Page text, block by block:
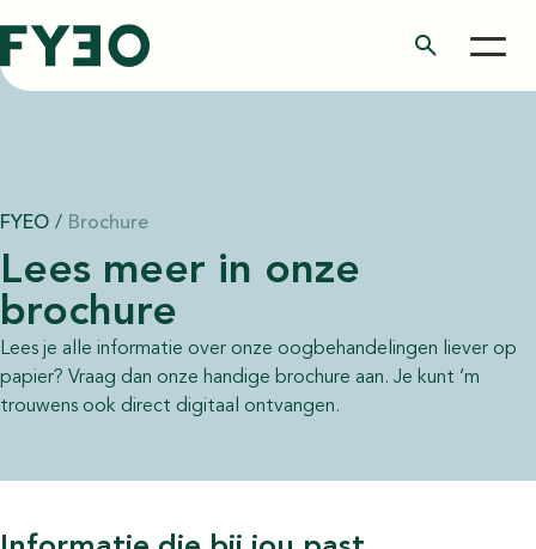
search
FYEO / Brochure
Lees meer in onze
brochure
Lees je alle informatie over onze oogbehandelingen liever op
papier? Vraag dan onze handige brochure aan. Je kunt ‘m
trouwens ook direct digitaal ontvangen.